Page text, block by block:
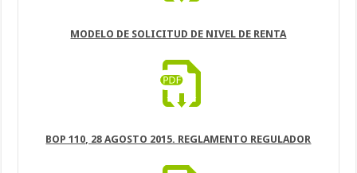
MODELO DE SOLICITUD DE NIVEL DE RENTA
BOP 110, 28 AGOSTO 2015. REGLAMENTO REGULADOR